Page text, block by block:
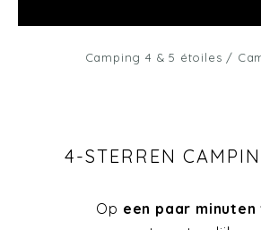
Camping 4 & 5 étoiles /
4-STERREN
Op een paar